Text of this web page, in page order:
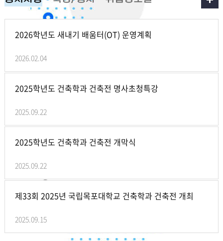
2026학년도 새내기 배움터(OT) 운영계획
2026.02.04
2025학년도 건축학과 건축전 명사초청특강
2025.09.22
2025학년도 건축학과 건축전 개막식
2025.09.22
제33회 2025년 국립목포대학교 건축학과 건축전 개최
2025.09.15